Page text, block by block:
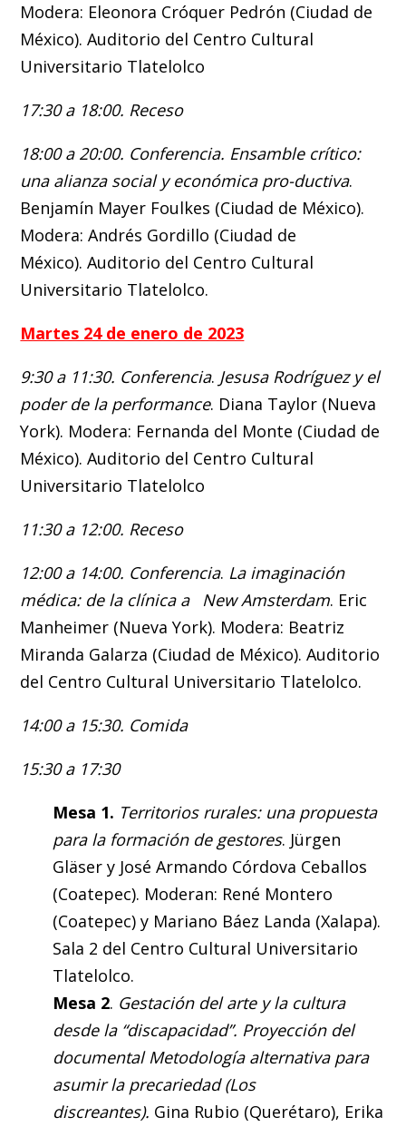
Modera: Eleonora Cróquer Pedrón (Ciudad de
México). Auditorio del Centro Cultural
Universitario Tlatelolco
17:30 a 18:00. Receso
18:00 a 20:00. Conferencia. Ensamble crítico:
una alianza social y económica pro-ductiva.
Benjamín Mayer Foulkes (Ciudad de México).
Modera: Andrés Gordillo (Ciudad de
México). Auditorio del Centro Cultural
Universitario Tlatelolco.
Martes 24 de enero de 2023
9:30 a 11:30. Conferencia. Jesusa Rodríguez y el
poder de la performance. Diana Taylor (Nueva
York). Modera: Fernanda del Monte (Ciudad de
México). Auditorio del Centro Cultural
Universitario Tlatelolco
11:30 a 12:00. Receso
12:00 a 14:00. Conferencia. La imaginación
médica: de la clínica a
New Amsterdam. Eric
Manheimer (Nueva York). Modera: Beatriz
Miranda Galarza (Ciudad de México). Auditorio
del Centro Cultural Universitario Tlatelolco.
14:00 a 15:30. Comida
15:30 a 17:30
Mesa 1. Territorios rurales: una propuesta
para la formación de gestores. Jürgen
Gläser y José Armando Córdova Ceballos
(Coatepec). Moderan: René Montero
(Coatepec) y Mariano Báez Landa (Xalapa).
Sala 2 del Centro Cultural Universitario
Tlatelolco.
Mesa 2. Gestación del arte y la cultura
desde la “discapacidad”. Proyección del
documental Metodología alternativa para
asumir la precariedad (Los
discreantes). Gina Rubio (Querétaro), Erika